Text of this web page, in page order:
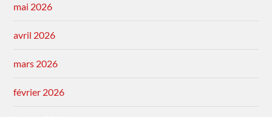
mai 2026
avril 2026
mars 2026
février 2026